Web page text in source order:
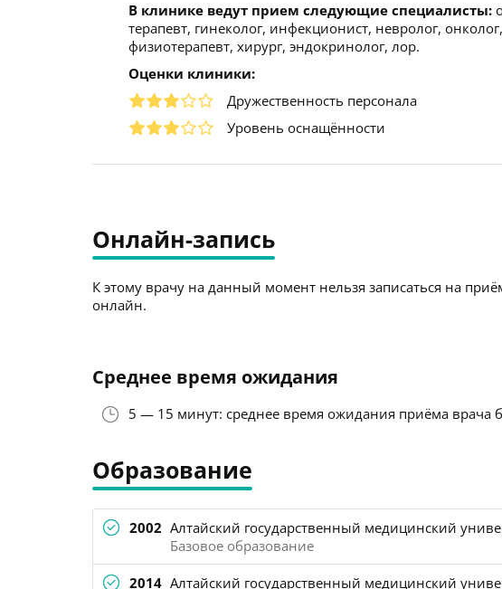
В клинике ведут прием следующие специалисты:
терапевт, гинеколог, инфекционист, невролог,
физиотерапевт, хирург, эндокринолог, лор.
Оценки клиники:
Дружественность персонала
Уровень оснащённости
Онлайн-запись
К этому врачу на данный момент нельзя записаться на
онлайн.
Среднее время ожидания
5 — 15 минут: среднее время ожидания приёма врача
Образование
2002 Алтайский государственный медицинский
Базовое образование
2014 Алтайский государственный медицинский